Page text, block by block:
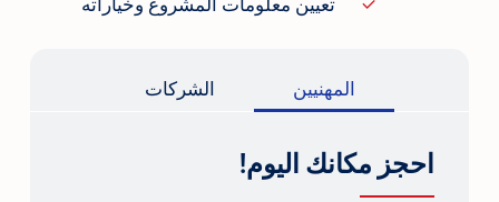
المهنيين الشركات
احجز مكانك اليوم!